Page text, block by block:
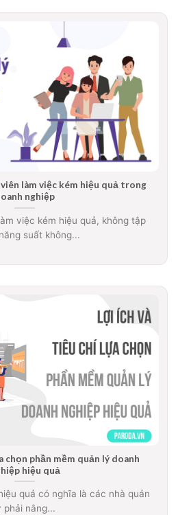
làm việc kém hiệu quả trong
nghiệp
việc kém hiệu quả, không tập
suất không...
chọn phần mềm quản lý doanh
hiệu quả
quả có nghĩa là các nhà quản
phải nâng...